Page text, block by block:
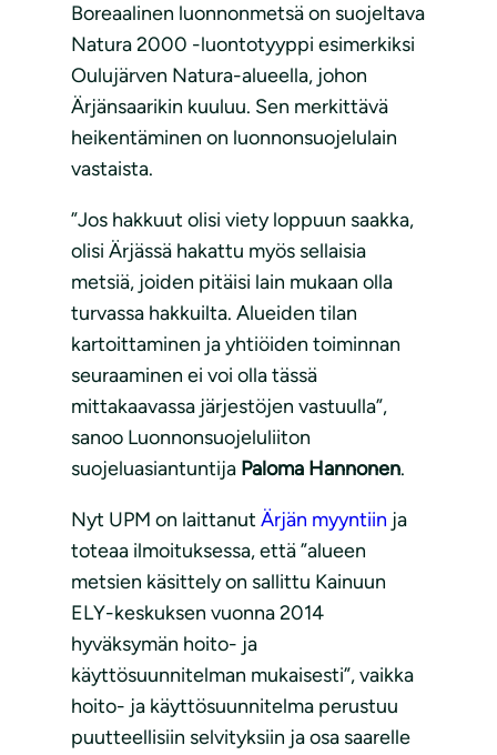
Boreaalinen luonnonmetsä on suojeltava
Natura 2000 -luontotyyppi esimerkiksi
Oulujärven Natura-alueella, johon
Ärjänsaarikin kuuluu. Sen merkittävä
heikentäminen on luonnonsuojelulain
vastaista.
”Jos hakkuut olisi viety loppuun saakka,
olisi Ärjässä hakattu myös sellaisia
metsiä, joiden pitäisi lain mukaan olla
turvassa hakkuilta. Alueiden tilan
kartoittaminen ja yhtiöiden toiminnan
seuraaminen ei voi olla tässä
mittakaavassa järjestöjen vastuulla”,
sanoo Luonnonsuojeluliiton
suojeluasiantuntija Paloma Hannonen.
Nyt UPM on laittanut Ärjän myyntiin ja
toteaa ilmoituksessa, että ”alueen
metsien käsittely on sallittu Kainuun
ELY-keskuksen vuonna 2014
hyväksymän hoito- ja
käyttösuunnitelman mukaisesti”, vaikka
hoito- ja käyttösuunnitelma perustuu
puutteellisiin selvityksiin ja osa saarelle